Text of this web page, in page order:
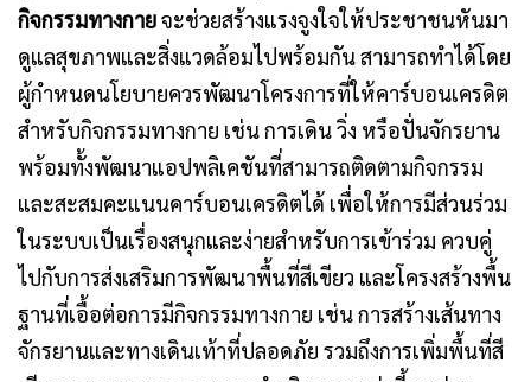
กิจกรรมทางกายจะช่วยสร้างแรงจูงใจให้ประชาชนหันมา
ดูแลสุขภาพและสิ่งแวดล้อมไปพร้อมกัน สามารถทำได้โดย
ผู้กำหนดนโยบายควรพัฒนาโครงการที่ให้คาร์บอนเครดิต
สำหรับกิจกรรมทางกาย เช่น การเดิน วิ่ง หรือปั่นจักรยาน
พร้อมทั้งพัฒนาแอปพลิเคชันที่สามารถติดตามกิจกรรม
และสะสมคะแนนคาร์บอนเครดิตได้ เพื่อให้การมีส่วนร่วม
ในระบบเป็นเรื่องสนุกและง่ายสำหรับการเข้าร่วม ควบคู่
ไปกับการส่งเสริมการพัฒนาพื้นที่สีเขียว และโครงสร้างพื้น
ฐานที่เอื้อต่อการมีกิจกรรมทางกาย เช่น การสร้างเส้นทาง
จักรยานและทางเดินเท้าที่ปลอดภัย รวมถึงการเพิ่มพื้นที่สี